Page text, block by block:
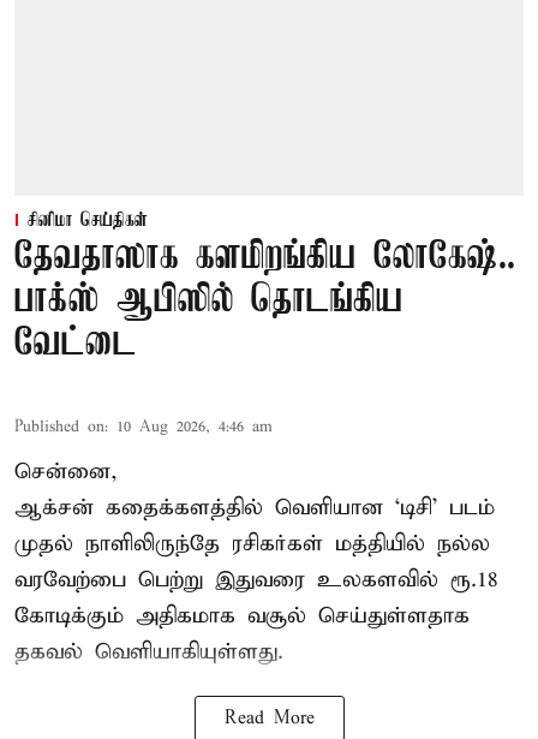
சினிமா செய்திகள்
தேவதாஸாக களமிறங்கிய லோகேஷ்..
பாக்ஸ் ஆபிஸில் தொடங்கிய
வேட்டை
Published on: 10 Aug 2026, 4:46 am
சென்னை,
ஆக்சன் கதைக்களத்தில் வெளியான ‘டிசி’ படம்
முதல் நாளிலிருந்தே ரசிகர்கள் மத்தியில் நல்ல
வரவேற்பை பெற்று இதுவரை உலகளவில் ரூ.18
கோடிக்கும் அதிகமாக வசூல் செய்துள்ளதாக
தகவல் வெளியாகியுள்ளது.
Read More